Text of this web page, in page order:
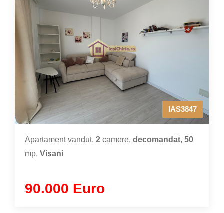
IAS3847
Apartament vandut, 2 camere, decomandat, 50
mp, Visani
90.000 Euro